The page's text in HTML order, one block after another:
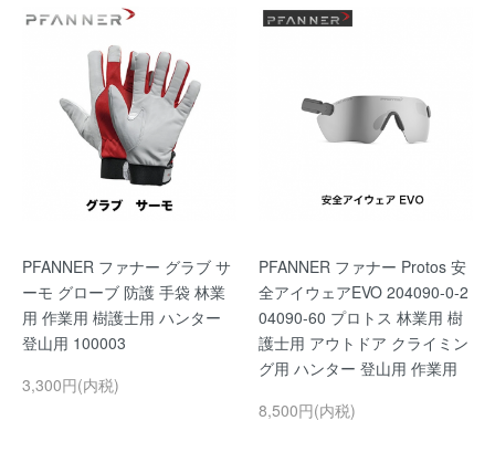
PFANNER ファナー グラブ サ
ーモ グローブ 防護 手袋 林業
用 作業用 樹護士用 ハンター
登山用 100003
3,300円(内税)
PFANNER ファナー Protos 安
全アイウェアEVO 204090-0-2
04090-60 プロトス 林業用 樹
護士用 アウトドア クライミン
グ用 ハンター 登山用 作業用
8,500円(内税)